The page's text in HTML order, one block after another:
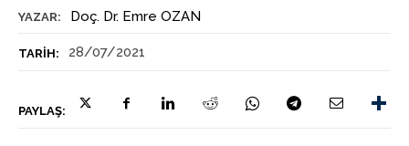
YAZAR: Doç. Dr. Emre OZAN
TARIH: 28/07/2021
PAYLAŞ: